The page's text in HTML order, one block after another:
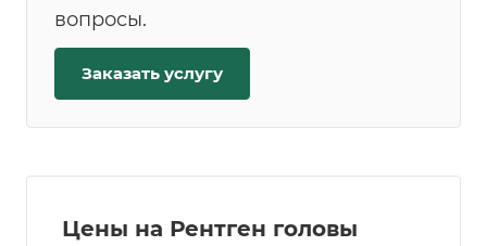
вопросы.
Заказать услугу
Цены на Рентген головы